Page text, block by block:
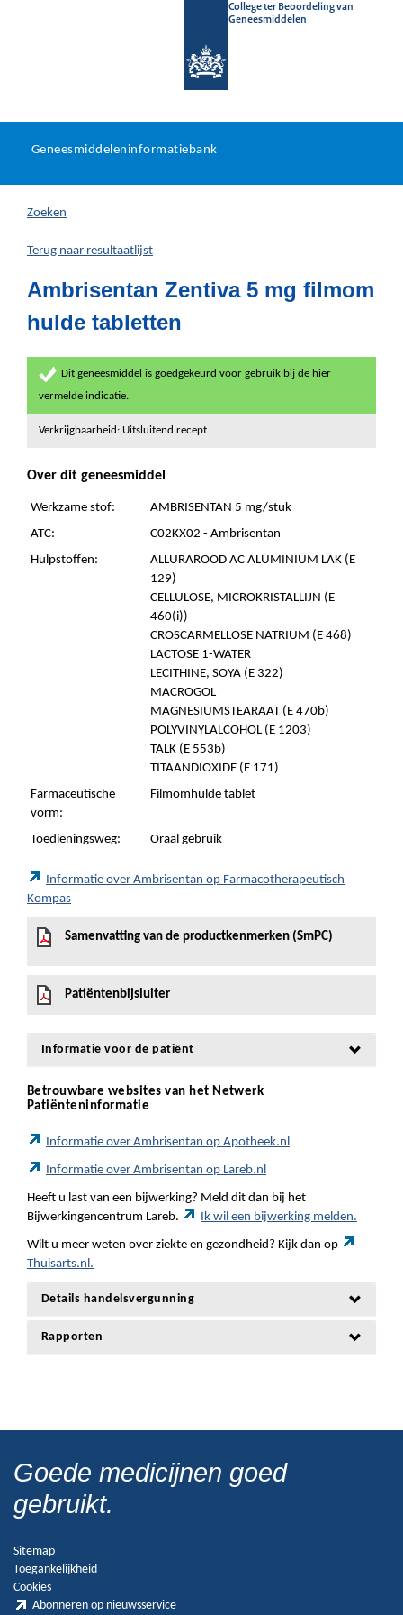
College ter Beoordeling van
Geneesmiddelen
U
hier:
Geneesmiddeleninformatiebank
Zoeken
Terug naar resultaatlijst
Ambrisentan Zentiva 5 mg filmom
hulde tabletten
Dit geneesmiddel is goedgekeurd voor gebruik bij de hier
vermelde indicatie.
Verkrijgbaarheid: Uitsluitend recept
Over dit geneesmiddel
Werkzame stof:
AMBRISENTAN 5 mg/stuk
ATC:
C02KX02 - Ambrisentan
Hulpstoffen:
ALLURAROOD AC ALUMINIUM LAK (E
129)
CELLULOSE, MICROKRISTALLIJN (E
460(i))
CROSCARMELLOSE NATRIUM (E 468)
LACTOSE 1-WATER
LECITHINE, SOYA (E 322)
MACROGOL
MAGNESIUMSTEARAAT (E 470b)
POLYVINYLALCOHOL (E 1203)
TALK (E 553b)
TITAANDIOXIDE (E 171)
Farmaceutische
vorm:
Filmomhulde tablet
Toedieningsweg: Oraal gebruik
Informatie over Ambrisentan op Farmacotherapeutisch
Kompas
Samenvatting van de productkenmerken (SmPC)
Patiëntenbijsluiter
Informatie voor de patiënt
Betrouwbare websites van het Netwerk
Patiënteninformatie
Informatie over Ambrisentan op Apotheek.nl
Informatie over Ambrisentan op Lareb.nl
Heeft u last van een bijwerking? Meld dit dan bij het
Bijwerkingencentrum Lareb.
Ik wil een bijwerking melden.
Wilt u meer weten over ziekte en gezondheid? Kijk dan op
Thuisarts.nl.
Details handelsvergunning
Rapporten
Goede medicijnen goed
gebruikt.
Sitemap
Toegankelijkheid
Cookies
Abonneren op nieuwsservice